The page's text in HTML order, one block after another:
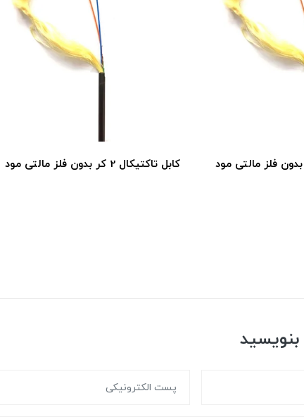
کابل تاکتیکال 4 کر بدون فلز مالتی مود
بنویسید